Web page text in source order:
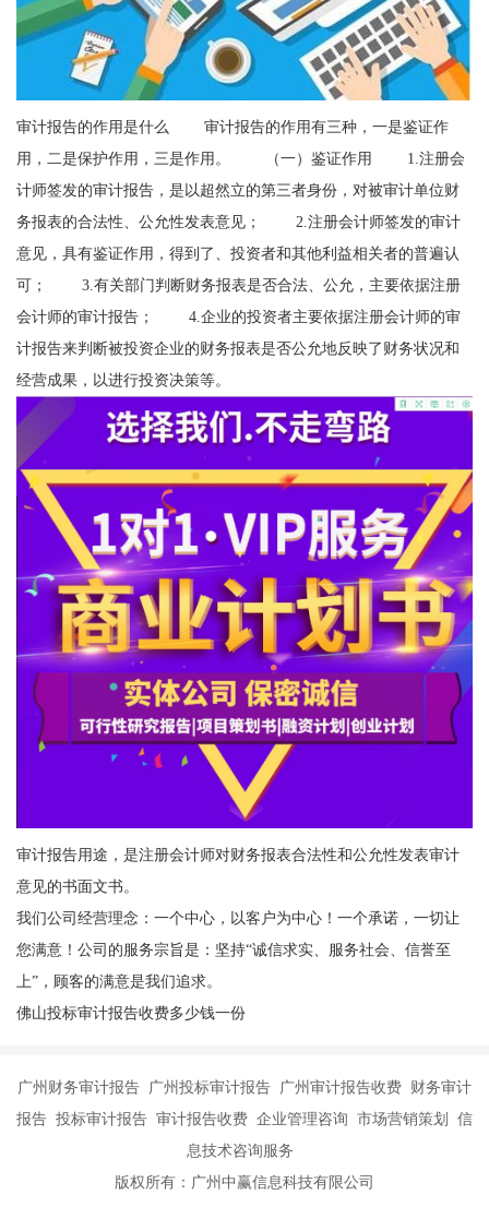
审计报告的作用是什么 审计报告的作用有三种，一是鉴证作
用，二是保护作用，三是作用。 （一）鉴证作用 1.注册会
计师签发的审计报告，是以超然立的第三者身份，对被审计单位财
务报表的合法性、公允性发表意见； 2.注册会计师签发的审计
意见，具有鉴证作用，得到了、投资者和其他利益相关者的普遍认
可； 3.有关部门判断财务报表是否合法、公允，主要依据注册
会计师的审计报告； 4.企业的投资者主要依据注册会计师的审
计报告来判断被投资企业的财务报表是否公允地反映了财务状况和
经营成果，以进行投资决策等。
审计报告用途，是注册会计师对财务报表合法性和公允性发表审计
意见的书面文书。
我们公司经营理念：一个中心，以客户为中心！一个承诺，一切让
您满意！公司的服务宗旨是：坚持“诚信求实、服务社会、信誉至
上”，顾客的满意是我们追求。
佛山投标审计报告收费多少钱一份
广州财务审计报告 广州投标审计报告 广州审计报告收费 财务审计
报告 投标审计报告 审计报告收费 企业管理咨询 市场营销策划 信
息技术咨询服务
版权所有：广州中赢信息科技有限公司